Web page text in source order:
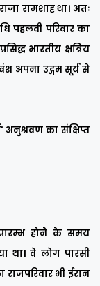
रामशाह था। अतः
पहलवी परिवार का
भारतीय क्षत्रिय
अपना उद्गम सूर्य से
अनुश्रवण का संक्षिप्त
होने के समय
था। वे लोग पारसी
भी ईरान